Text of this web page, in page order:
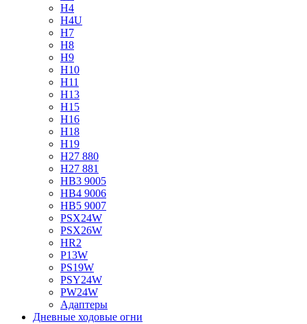
H4
H4U
H7
H8
H9
H10
H11
H13
H15
H16
H18
H19
H27 880
H27 881
HB3 9005
HB4 9006
HB5 9007
PSX24W
PSX26W
HR2
P13W
PS19W
PSY24W
PW24W
Адаптеры
Дневные ходовые огни